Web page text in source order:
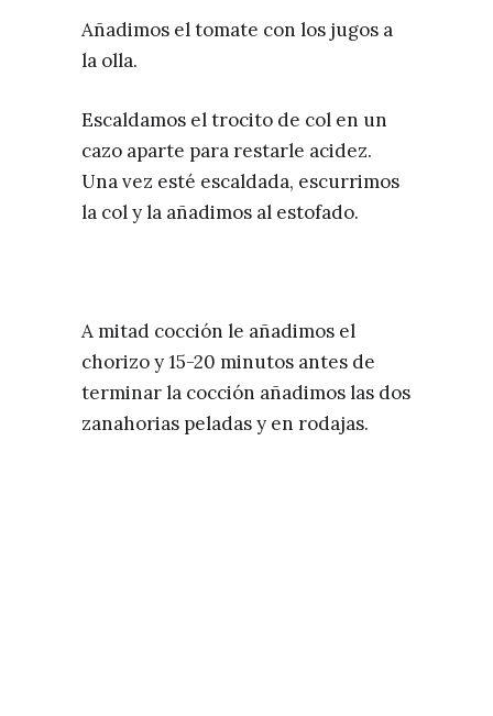
Añadimos el tomate con los jugos a
la olla.
Escaldamos el trocito de col en un
cazo aparte para restarle acidez.
Una vez esté escaldada, escurrimos
la col y la añadimos al estofado.
A mitad cocción le añadimos el
chorizo y 15-20 minutos antes de
terminar la cocción añadimos las dos
zanahorias peladas y en rodajas.